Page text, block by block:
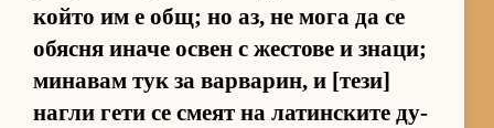
който им е общ; но аз, не мога да се
обясня иначе ос­вен с жес­тове и зна­ци;
ми­на­вам тук за вар­ва­рин, и [те­зи]
нагли гети се смеят на ла­тин­с­ките ду­